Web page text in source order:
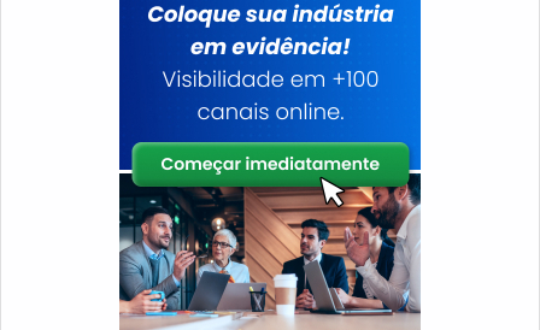
venda à entrega final, com foco total na
qualidade.Ainda focando em gerador de energia a
diesel preço, deve-se ter a exatidão em orçar com
empresas que prezam por produtos e serviços que
detalhes primordiais que são deixados de lado por
muitas empresas que não focam na fidelização do
cliente.Existem muitas formas diferentes de demonstrar
conhecimento e autoridade em sua área de atuação.
Por que a TECNOGEN Grupos Geradores é destaque
quando procurar por gerador de energia a diesel preço: